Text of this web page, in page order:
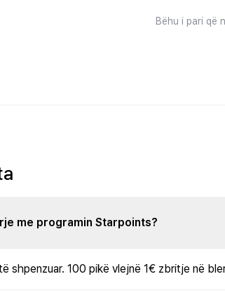
Bëhu i pari që
me programin Starpoints?
shpenzuar. 100 pikë vlejnë 1€ zbritje në